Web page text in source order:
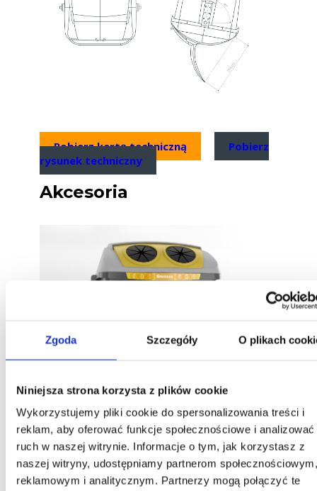
Zgoda Szczegóły O plikach
Niniejsza strona korzysta z plików cookie
Wykorzystujemy pliki cookie do spersonalizowania treści i
reklam, aby oferować funkcje społecznościowe i analizować
ruch w naszej witrynie. Informacje o tym, jak korzystasz z
naszej witryny, udostępniamy partnerom społecznościowym,
reklamowym i analitycznym. Partnerzy mogą połączyć te
Pobierz kartę techniczną
Pobierz
rysunek techniczny
Akcesoria
Otwory wrzutowe zaprojektowane specjalnie do
zbiórki opakowań.